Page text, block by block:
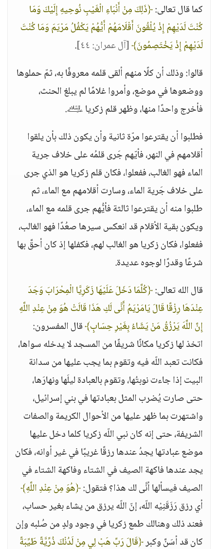
كما قال تعالى:﴿ذَلِكَ مِنْ أَنْبَاءِ الْغَيْبِ نُوحِيهِ إِلَيْكَ وَمَا
كُنْتَ لَدَيْهِمْ إِذْ يُلْقُونَ أَقْلَامَهُمْ أَيُّهُمْ يَكْفُلُ مَرْيَمَ وَمَا كُنْتَ
لَدَيْهِمْ إِذْ يَخْتَصِمُونَ﴾[آل عمران: ٤٤]
.
قالوا: وذلك أن كلًا منهم ألقى قلمه معروفًا به، ثمّ حملوها
ووضعوها في موضع، وأمروا غلامًا لم يبلغ الحنث،
فأخرج واحدًا منها، وظهر قلم زكريا ﵇.
فطلبوا أن يقترعوا مرّة ثانية وأن يكون ذلك بأن يلقوا
أقلامهم في النهر، فأيّهم جَرى قلمُه على خلاف جرية
الماء فهو الغالب، ففعلوا، فكان قلم زكريا هو الذي جرى
على خلاف جَرية الماء، وسارت أقلامهم مع الماء، ثم
طلبوا منه أن يقترعوا ثالثة فأيُّهم جرى قلمه مع الماء،
ويكون بقية الأقلام قد انعكس سيرها صعُدًا فهو الغالب،
ففعلوا، فكان زكريا هو الغالب لهم، فكفلها إذ كان أحقَّ بها
شرعًا وقدرًا لوجوه عديدة.
قال الله تعالى:﴿كُلَّمَا دَخَلَ عَلَيْهَا زَكَرِيَّا الْمِحْرَابَ وَجَدَ
عِنْدَهَا رِزْقًا قَالَ يَامَرْيَمُ أَنَّى لَكِ هَذَا قَالَتْ هُوَ مِنْ عِنْدِ اللَّهِ
إِنَّ اللَّهَ يَرْزُقُ مَنْ يَشَاءُ بِغَيْرِ حِسَابٍ﴾قال المفسرون:
اتخذ لها زكريا مكانًا شريفًا من المسجد لا يدخله سواها،
فكانت تعبد اللّه فيه وتقوم بما يجب عليها من سدانة
البيت إذا جاءت نوبتُها، وتقوم بالعبادة ليلَها ونهارَها،
حتى صارت يُضرب المثل بعبادتها في بني إسرائيل،
واشتهرت بما ظهر عليها من الأحوال الكريمة والصفات
الشريفة، حتى إنه كان نبي اللّه زكريا كلما دخل عليها
موضع عبادتها يجدُ عندها رزقًا غريبًا في غير أوانه، فكان
يجد عندها فاكهة الصيف في الشتاء وفاكهة الشتاء في
الصيف فيسألها أنَّى لك هذا؟ فتقول:﴿هُوَ مِنْ عِنْدِ اللَّهِ﴾
أي رزق رَزَقَنِيْه اللّه، إنّ اللّه يرزق من يشاء بغير حساب،
فعند ذلك وهنالك طمع زكريا في وجود ولدٍ من صُلبه وإن
كان قد أسَنَّ وكبر﴿قَالَ رَبِّ هَبْ لِي مِنْ لَدُنْكَ ذُرِّيَّةً طَيِّبَةً